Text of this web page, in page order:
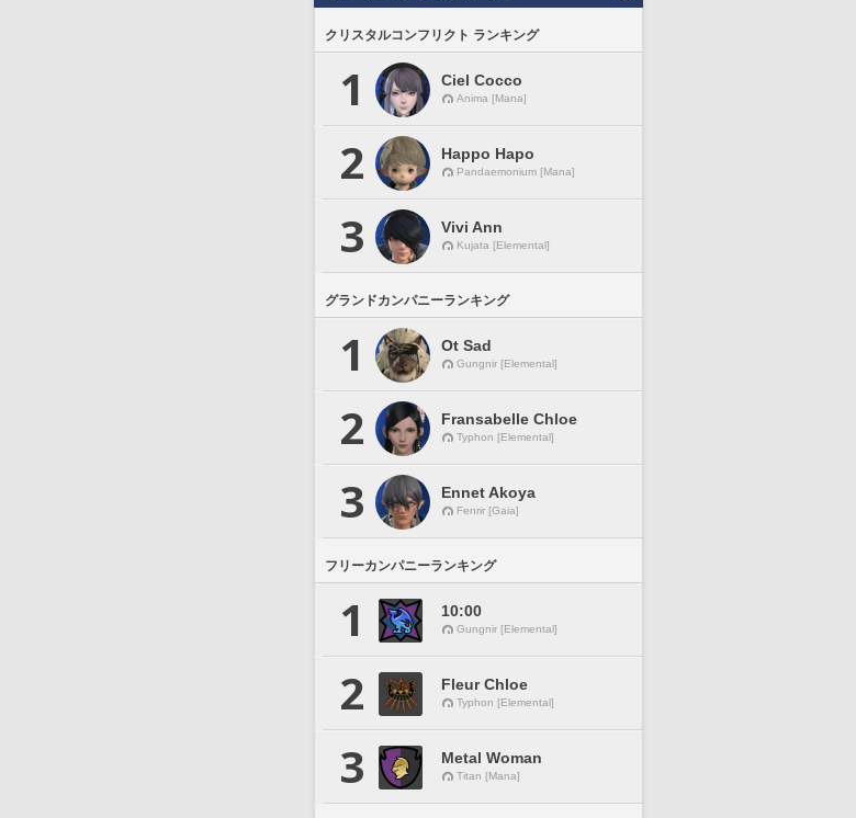
クリスタルコンフリクト ランキング
1 Ciel Cocco
Anima [Mana]
2 Happo Hapo
Pandaemonium [Mana]
3 Vivi Ann
Kujata [Elemental]
グランドカンパニーランキング
1 Ot Sad
Gungnir [Elemental]
2 Fransabelle Chloe
Typhon [Elemental]
3 Ennet Akoya
Fenrir [Gaia]
フリーカンパニーランキング
1 10:00
Gungnir [Elemental]
2 Fleur Chloe
Typhon [Elemental]
3 Metal Woman
Titan [Mana]